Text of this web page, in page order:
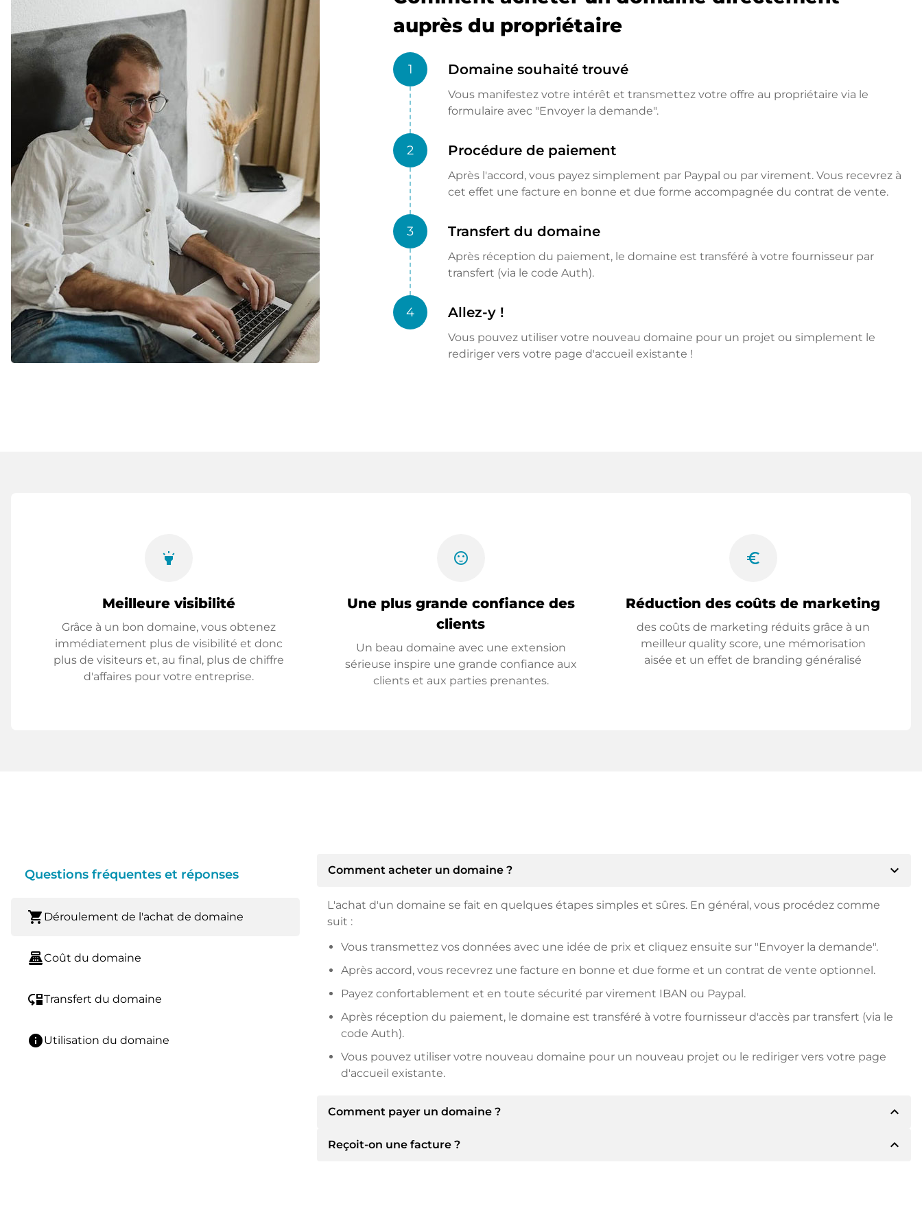
auprès du propriétaire
1 Domaine souhaité trouvé
Vous manifestez votre intérêt et transmettez votre offre au propriétaire via le
formulaire avec "Envoyer la demande".
2 Procédure de paiement
Après l'accord, vous payez simplement par Paypal ou par virement. Vous recevrez à
cet effet une facture en bonne et due forme accompagnée du contrat de vente.
3 Transfert du domaine
Après réception du paiement, le domaine est transféré à votre fournisseur par
transfert (via le code Auth).
4 Allez-y !
Vous pouvez utiliser votre nouveau domaine pour un projet ou simplement le
rediriger vers votre page d'accueil existante !
highlight
Meilleure visibilité
Grâce à un bon domaine, vous obtenez
immédiatement plus de visibilité et donc
plus de visiteurs et, au final, plus de chiffre
d'affaires pour votre entreprise.
sentiment_satisfied
Une plus grande confiance des
clients
Un beau domaine avec une extension
sérieuse inspire une grande confiance aux
clients et aux parties prenantes.
euro_symbol
Réduction des coûts de marketing
des coûts de marketing réduits grâce à un
meilleur quality score, une mémorisation
aisée et un effet de branding généralisé
Questions fréquentes et réponses
shopping_cart Déroulement de l'achat de domaine
point_of_saleCoût du domaine
move_downTransfert du domaine
infoUtilisation du domaine
Comment acheter un domaine ? expand_more
L'achat d'un domaine se fait en quelques étapes simples et sûres. En général, vous procédez comme
suit :
Vous transmettez vos données avec une idée de prix et cliquez ensuite sur "Envoyer la demande".
Après accord, vous recevrez une facture en bonne et due forme et un contrat de vente optionnel.
Payez confortablement et en toute sécurité par virement IBAN ou Paypal.
Après réception du paiement, le domaine est transféré à votre fournisseur d'accès par transfert (via le
code Auth).
Vous pouvez utiliser votre nouveau domaine pour un nouveau projet ou le rediriger vers votre page
d'accueil existante.
Comment payer un domaine ? expand_less
Après un accord, le titulaire vous communiquera les détails du paiement. Le titulaire vous
Reçoit-on une facture ? expand_less